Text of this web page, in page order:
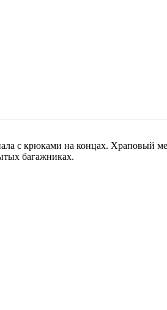
с крюками на концах. Храповый
багажниках.